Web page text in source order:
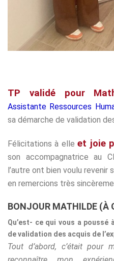
TP validé pour
Assistante Ressources
sa démarche de validation
Félicitations à elleet joie
son accompagnatrice au
l’autre ont bien voulu revenir
en remercions très
BONJOUR MATHILDE (À
Qu’est- ce qui vous a poussé
de validation des acquis de
Tout d’abord, c’était pour